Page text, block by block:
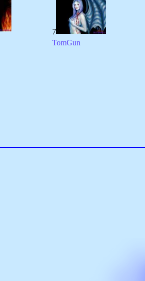
7
TomGun